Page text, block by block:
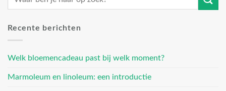
Recente berichten
Welk bloemencadeau past bij welk moment?
Marmoleum en linoleum: een introductie